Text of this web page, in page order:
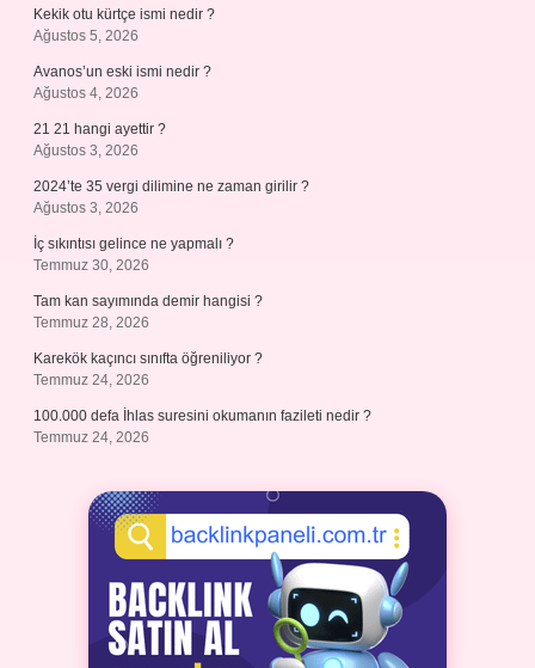
Kekik otu kürtçe ismi nedir ?
Ağustos 5, 2026
Avanos’un eski ismi nedir ?
Ağustos 4, 2026
21 21 hangi ayettir ?
Ağustos 3, 2026
2024’te 35 vergi dilimine ne zaman girilir ?
Ağustos 3, 2026
İç sıkıntısı gelince ne yapmalı ?
Temmuz 30, 2026
Tam kan sayımında demir hangisi ?
Temmuz 28, 2026
Karekök kaçıncı sınıfta öğreniliyor ?
Temmuz 24, 2026
100.000 defa İhlas suresini okumanın fazileti nedir ?
Temmuz 24, 2026